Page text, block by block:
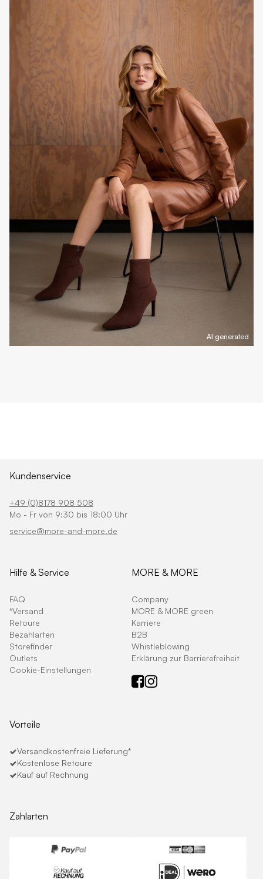
AI generated
Kundenservice
+49 (0)8178 908 508
Mo - Fr von 9:30 bis 18:00 Uhr
service@more-and-more.de
Hilfe & Service
FAQ
*Versand
Retoure
Bezahlarten
Storefinder
Outlets
Cookie-Einstellungen
MORE & MORE
Company
MORE & MORE green
Karriere
B2B
Whistleblowing
Erklärung zur Barrierefreiheit
Vorteile
Versandkostenfreie Lieferung*
Kostenlose Retoure
Kauf auf Rechnung
Zahlarten